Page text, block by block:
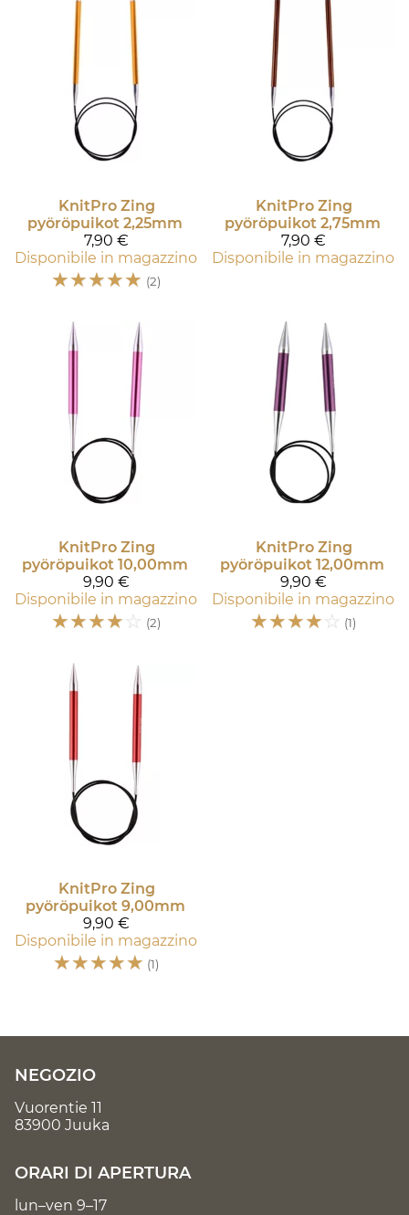
KnitPro Zing
pyöröpuikot 2,25mm
7,90 €
Disponibile in magazzino
☆☆☆☆☆ (2)
KnitPro Zing
pyöröpuikot 2,75mm
7,90 €
Disponibile in magazzino
KnitPro Zing
pyöröpuikot 10,00mm
9,90 €
Disponibile in magazzino
☆☆☆☆☆ (2)
KnitPro Zing
pyöröpuikot 12,00mm
9,90 €
Disponibile in magazzino
☆☆☆☆☆ (1)
KnitPro Zing
pyöröpuikot 9,00mm
9,90 €
Disponibile in magazzino
☆☆☆☆☆ (1)
NEGOZIO
Vuorentie 11
83900 Juuka
ORARI DI APERTURA
lun–ven 9–17